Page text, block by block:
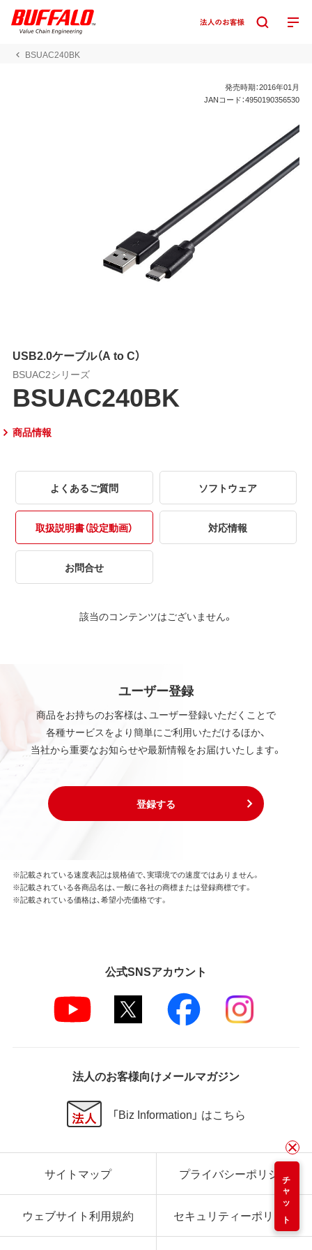
BSUAC240BK
発売時期：2016年01月
JANコード：4950190356530
USB2.0ケーブル（A to C）
BSUAC2シリーズ
BSUAC240BK
商品情報
よくあるご質問 ソフトウェア
取扱説明書（設定動画） 対応情報
お問合せ
該当のコンテンツはございません。
ユーザー登録
商品をお持ちのお客様は、ユーザー登録いただくことで
各種サービスをより簡単にご利用いただけるほか、
当社から重要なお知らせや最新情報をお届けいたします。
登録する
チャット
※記載されている速度表記は規格値で、実環境での速度ではありません。
※記載されている各商品名は、一般に各社の商標または登録商標です。
※記載されている価格は、希望小売価格です。
公式SNSアカウント
法人のお客様向けメールマガジン
「Biz Information」 はこちら
サイトマップ プライバシーポリシー
ウェブサイト利用規約 セキュリティーポリシー